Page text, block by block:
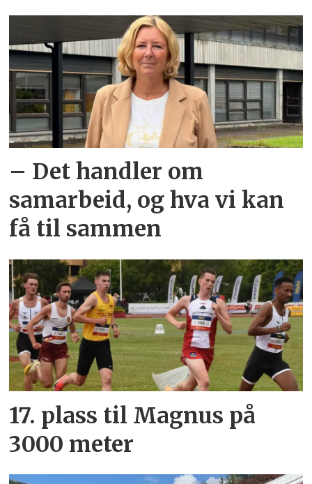
– Det handler om
samarbeid, og hva vi kan
få til sammen
17. plass til Magnus på
3000 meter